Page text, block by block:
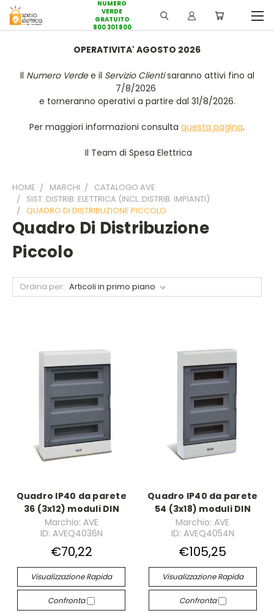
NUMERO
VERDE
GRATUITO
800 301 800
OPERATIVITA' AGOSTO 2026
Il Numero Verdee il Servizio Clientisaranno attivi fino al
7/8/2026
e torneranno operativi a partire dal 31/8/2026.
Per maggiori informazioni consulta questa pagina.
Il Team di Spesa Elettrica
HOME MARCHI
CATALOGO AVE
SIST. DISTRIB. ELETTRICA (INCL. DISTRIB. IMPIANTI)
QUADRO DI DISTRIBUZIONE PICCOLO
Quadro Di Distribuzione
Piccolo
Ordina per:
Quadro IP40 da parete
36 (3x12) moduli DIN
Marchio: AVE
ID: AVEQ4036N
€70,22
Visualizzazione Rapida
Confronta
Quadro IP40 da parete
54 (3x18) moduli DIN
Marchio: AVE
ID: AVEQ4054N
€105,25
Visualizzazione Rapida
Confronta